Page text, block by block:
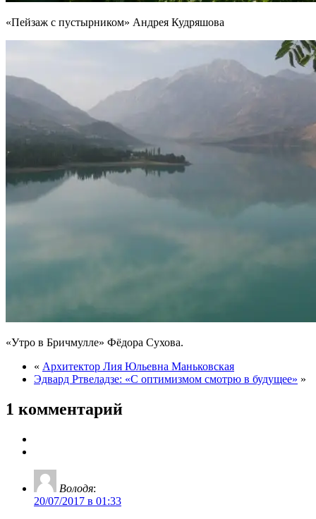
«Пейзаж с пустырником» Андрея Кудряшова
«Утро в Бричмулле» Фёдора Сухова.
« Архитектор Лия Юльевна Маньковская
Эдвард Ртвеладзе: «С оптимизмом смотрю в будущее» »
1 комментарий
Володя:
20/07/2017 в 01:33